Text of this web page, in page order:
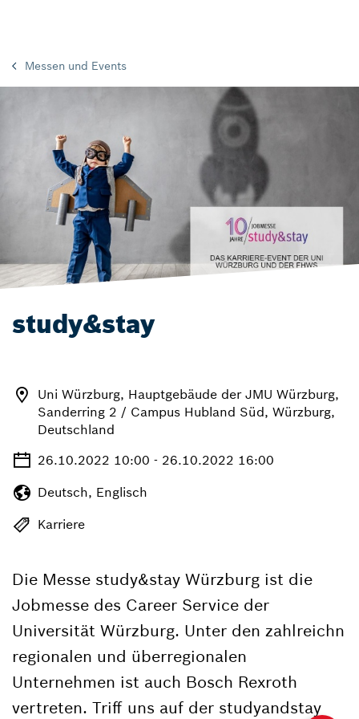
Messen und Events
study&stay
Uni Würzburg, Hauptgebäude der JMU Würzburg,
Sanderring 2 / Campus Hubland Süd, Würzburg,
Deutschland
26.10.2022 10:00 - 26.10.2022 16:00
Deutsch, Englisch
Karriere
Die Messe study&stay Würzburg ist die
Jobmesse des Career Service der
Universität Würzburg. Unter den zahlreichn
regionalen und überregionalen
Unternehmen ist auch Bosch Rexroth
vertreten. Triff uns auf der studyandstay